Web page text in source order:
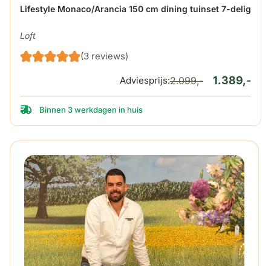
Lifestyle Monaco/Arancia 150 cm dining tuinset 7-delig
Loft
(3 reviews)
De prijs is afhankelijk van de gekozen opties op de
1.389,-
Adviesprijs:2.099,-
Binnen 3 werkdagen in huis